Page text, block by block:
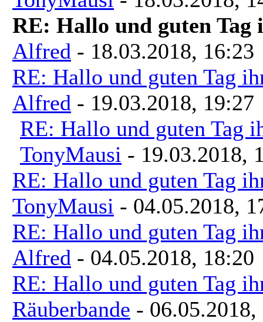
RE: Hallo und guten
Alfred - 18.03.2018, 16:23
RE: Hallo und guten Tag
Alfred - 19.03.2018, 19:27
RE: Hallo und guten Tag
TonyMausi - 19.03.2018,
RE: Hallo und guten Tag
TonyMausi - 04.05.2018,
RE: Hallo und guten Tag
Alfred - 04.05.2018, 18:20
RE: Hallo und guten Tag
Räuberbande - 06.05.2018,